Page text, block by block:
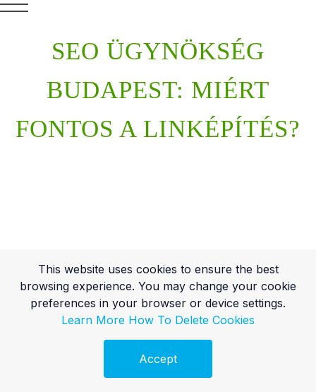
SEO ÜGYNÖKSÉG
BUDAPEST: MIÉRT
FONTOS A LINKÉPÍTÉS?
This website uses cookies to ensure the best
browsing experience. You may change your cookie
preferences in your browser or device settings.
Learn More How To Delete Cookies
Accept